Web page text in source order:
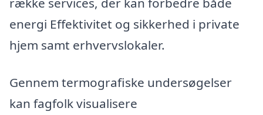
energi Effektivitet og sikkerhed i private
hjem samt erhvervslokaler.
Gennem termografiske undersøgelser
kan fagfolk visualisere